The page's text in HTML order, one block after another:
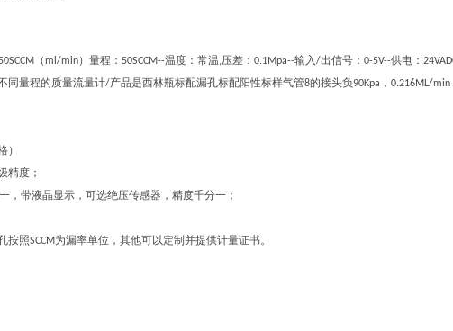
（ml/min）量程： 50SCCM--温度：常温,压差： 0.1Mpa--输入/出信号： 0-5V--供电：
同量程的质量流量计/产品是西林瓶标配漏孔标配阳性标样气管8的接头负90Kpa ， 0.216ML/min
）
精度；
，带液晶显示，可选绝压传感器，精度千分一；
按照SCCM为漏率单位，其他可以定制并提供计量证书。